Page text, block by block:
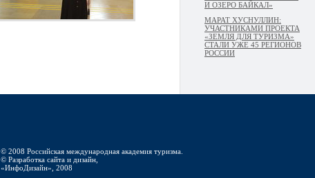
И ОЗЕРО БАЙКАЛ»
МАРАТ ХУСНУЛЛИН:
УЧАСТНИКАМИ ПРОЕКТА
«ЗЕМЛЯ ДЛЯ ТУРИЗМА»
СТАЛИ УЖЕ 45 РЕГИОНОВ
РОССИИ
© 2008 Российская международная академия туризма.
© Разработка сайта и дизайн,
«ИнфоДизайн», 2008